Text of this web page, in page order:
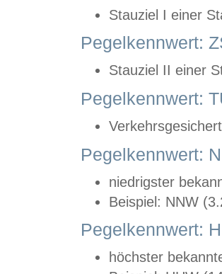
Stauziel I einer
Pegelkennwert:
Stauziel II einer
Pegelkennwert:
Pegelkennwert:
niedrigster
Beispiel: NNW
Pegelkennwert:
höchster